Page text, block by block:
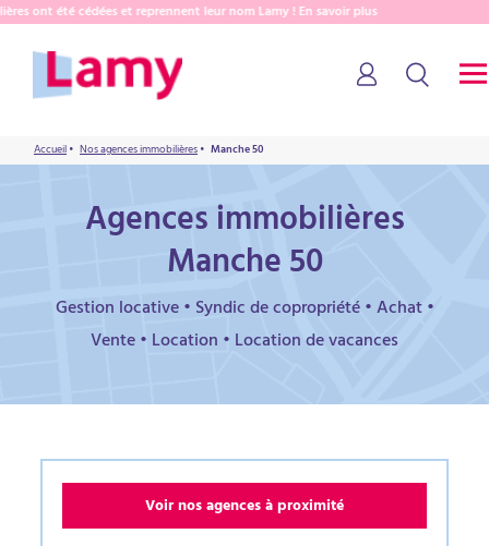
ont été cédées et reprennent leur nom Lamy ! En savoir plus
Accueil• Nos agences immobilières• Manche 50
Agences immobilières
Manche 50
Gestion locative • Syndic de copropriété • Achat •
Vente • Location • Location de vacances
Voir nos agences à proximité